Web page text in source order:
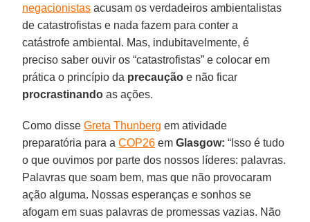
negacionistas acusam os verdadeiros ambientalistas
de catastrofistas e nada fazem para conter a
catástrofe ambiental. Mas, indubitavelmente, é
preciso saber ouvir os “catastrofistas” e colocar em
prática o princípio da precaução e não ficar
procrastinando as ações.
Como disseGreta Thunberg em atividade
preparatória para aCOP26 emGlasgow: “Isso é tudo
o que ouvimos por parte dos nossos líderes: palavras.
Palavras que soam bem, mas que não provocaram
ação alguma. Nossas esperanças e sonhos se
afogam em suas palavras de promessas vazias. Não